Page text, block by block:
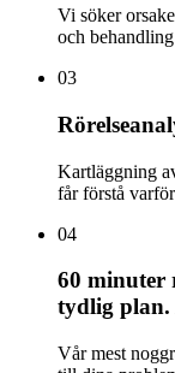
Vi söker
och
03
Kartläggning
får förstå
04
60 minuter
tydlig
Vår mest